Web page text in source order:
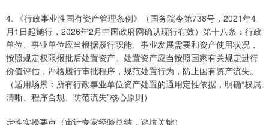
4. 《行政事业性国有资产管理条例》（国务院令第738号，2021年4
月1日起施行，2026年2月中国政府网确认现行有效）第十八条：行政
单位、事业单位应当根据履行职能、事业发展需要和资产使用状况，
按照规定权限报批后处置资产。处置资产应当按照国家有关规定进行
价值评估，严格履行审批程序，规范处置行为，防止国有资产流失。
（适用场景：所有行政事业单位资产处置的通用定性依据，明确“权属
清晰、程序合规、防范流失”核心原则）
定性实操要点（审计专家经验总结，避坑关键）